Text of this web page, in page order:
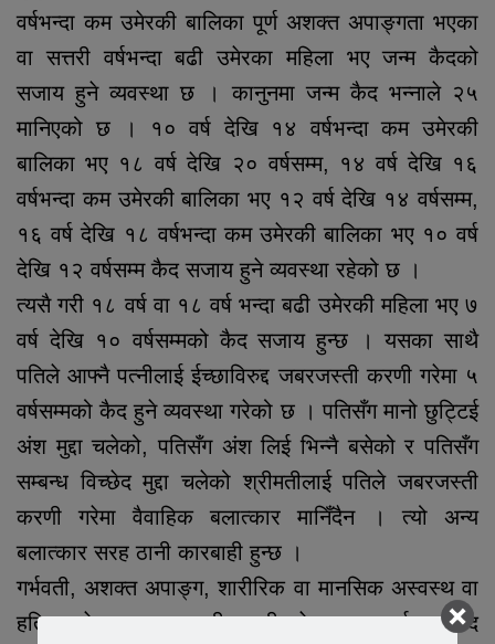
वर्षभन्दा कम उमेरकी बालिका पूर्ण अशक्त अपाङ्गता भएका
वा सत्तरी वर्षभन्दा बढी उमेरका महिला भए जन्म कैदको
सजाय हुने व्यवस्था छ । कानुनमा जन्म कैद भन्नाले २५
मानिएको छ । १० वर्ष देखि १४ वर्षभन्दा कम उमेरकी
बालिका भए १८ वर्ष देखि २० वर्षसम्म, १४ वर्ष देखि १६
वर्षभन्दा कम उमेरकी बालिका भए १२ वर्ष देखि १४ वर्षसम्म,
१६ वर्ष देखि १८ वर्षभन्दा कम उमेरकी बालिका भए १० वर्ष
देखि १२ वर्षसम्म कैद सजाय हुने व्यवस्था रहेको छ ।
त्यसै गरी १८ वर्ष वा १८ वर्ष भन्दा बढी उमेरकी महिला भए ७
वर्ष देखि १० वर्षसम्मको कैद सजाय हुन्छ । यसका साथै
पतिले आफ्नै पत्नीलाई ईच्छाविरुद्द जबरजस्ती करणी गरेमा ५
वर्षसम्मको कैद हुने व्यवस्था गरेको छ । पतिसँग मानो छुट्टिई
अंश मुद्दा चलेको, पतिसँग अंश लिई भिन्नै बसेको र पतिसँग
सम्बन्ध विच्छेद मुद्दा चलेको श्रीमतीलाई पतिले जबरजस्ती
करणी गरेमा वैवाहिक बलात्कार मानिँदैन । त्यो अन्य
बलात्कार सरह ठानी कारबाही हुन्छ ।
गर्भवती, अशक्त अपाङ्ग, शारीरिक वा मानसिक अस्वस्थ वा
हतियार देखाएर जबरजस्ती करणी गरेमा थप ५ वर्षसम्म कैद